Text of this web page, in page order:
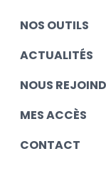
NOS OUTILS
ACTUALITÉS
NOUS
MES ACCÈS
CONTACT